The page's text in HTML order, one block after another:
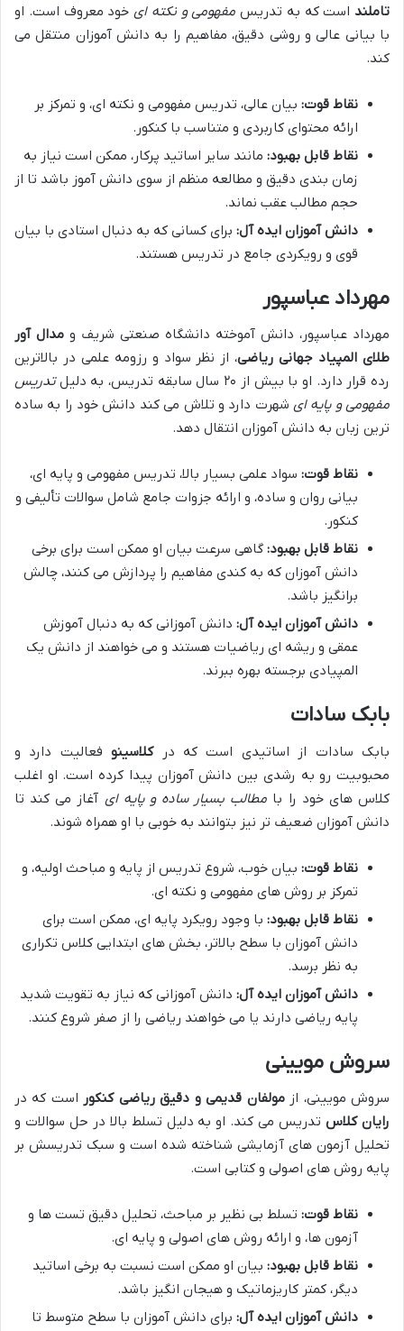
تاملند است که به تدریس مفهومی و نکته ای خود معروف است. او
با بیانی عالی و روشی دقیق، مفاهیم را به دانش آموزان منتقل می
کند.
نقاط قوت: بیان عالی، تدریس مفهومی و نکته ای، و تمرکز بر
ارائه محتوای کاربردی و متناسب با کنکور.
نقاط قابل بهبود: مانند سایر اساتید پرکار، ممکن است نیاز به
زمان بندی دقیق و مطالعه منظم از سوی دانش آموز باشد تا از
حجم مطالب عقب نماند.
دانش آموزان ایده آل: برای کسانی که به دنبال استادی با بیان
قوی و رویکردی جامع در تدریس هستند.
مهرداد عباسپور
مهرداد عباسپور، دانش آموخته دانشگاه صنعتی شریف و مدال آور
طلای المپیاد جهانی ریاضی، از نظر سواد و رزومه علمی در بالاترین
رده قرار دارد. او با بیش از ۲۰ سال سابقه تدریس، به دلیل
تدریس
مفهومی و پایه ای شهرت دارد و تلاش می کند دانش خود را به ساده
ترین زبان به دانش آموزان انتقال دهد.
نقاط قوت: سواد علمی بسیار بالا، تدریس مفهومی و پایه ای،
بیانی روان و ساده، و ارائه جزوات جامع شامل سوالات تألیفی و
کنکور.
نقاط قابل بهبود: گاهی سرعت بیان او ممکن است برای برخی
دانش آموزان که به کندی مفاهیم را پردازش می کنند، چالش
برانگیز باشد.
دانش آموزان ایده آل: دانش آموزانی که به دنبال آموزش
عمقی و ریشه ای ریاضیات هستند و می خواهند از دانش یک
المپیادی برجسته بهره ببرند.
بابک سادات
بابک سادات از اساتیدی است که درکلاسینوفعالیت دارد و
محبوبیت رو به رشدی بین دانش آموزان پیدا کرده است. او اغلب
کلاس های خود را با مطالب بسیار ساده و پایه ای آغاز می کند تا
دانش آموزان ضعیف تر نیز بتوانند به خوبی با او همراه شوند.
نقاط قوت: بیان خوب، شروع تدریس از پایه و مباحث اولیه، و
تمرکز بر روش های مفهومی و نکته ای.
نقاط قابل بهبود: با وجود رویکرد پایه ای، ممکن است برای
دانش آموزان با سطح بالاتر، بخش های ابتدایی کلاس تکراری
به نظر برسد.
دانش آموزان ایده آل: دانش آموزانی که نیاز به تقویت شدید
پایه ریاضی دارند یا می خواهند ریاضی را از صفر شروع کنند.
سروش مویینی
سروش مویینی، ازمولفان قدیمی و دقیق ریاضی کنکور است که در
رایان کلاستدریس می کند. او به دلیل تسلط بالا در حل سوالات و
تحلیل آزمون های آزمایشی شناخته شده است و سبک تدریسش بر
پایه روش های اصولی و کتابی است.
نقاط قوت: تسلط بی نظیر بر مباحث، تحلیل دقیق تست ها و
آزمون ها، و ارائه روش های اصولی و پایه ای.
نقاط قابل بهبود: بیان او ممکن است نسبت به برخی اساتید
دیگر، کمتر کاریزماتیک و هیجان انگیز باشد.
دانش آموزان ایده آل: برای دانش آموزان با سطح متوسط تا